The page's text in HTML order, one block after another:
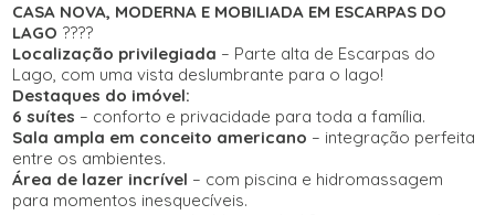
CASA NOVA, MODERNA E MOBILIADA EM ESCARPAS DO
LAGO ????
Localização privilegiada – Parte alta de Escarpas do
Lago, com uma vista deslumbrante para o lago!
Destaques do imóvel:
6 suítes – conforto e privacidade para toda a família.
Sala ampla em conceito americano – integração perfeita
entre os ambientes.
Área de lazer incrível – com piscina e hidromassagem
para momentos inesquecíveis.